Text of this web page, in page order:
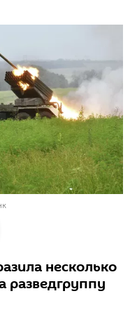
несколько
разведгруппу